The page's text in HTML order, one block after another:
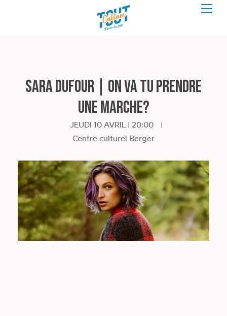
Sara Dufour | On va tu prendre
une marche?
JEUDI 10 AVRIL | 20:00
|
Centre culturel Berger